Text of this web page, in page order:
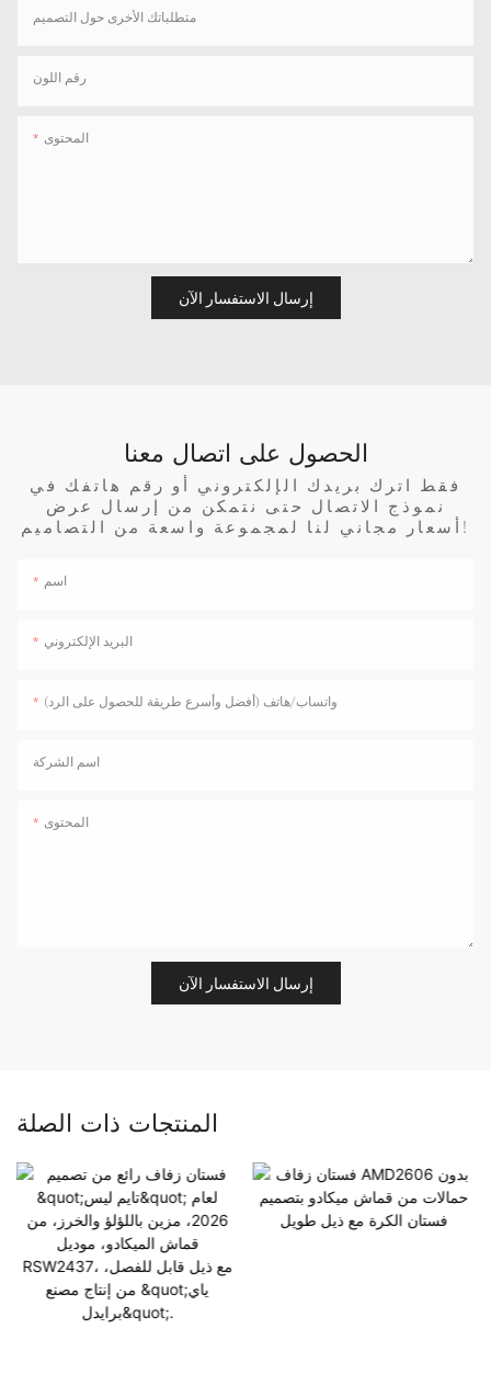
متطلباتك الأخرى حول التصميم
رقم اللون
المحتوى
إرسال الاستفسار الآن
الحصول على اتصال معنا
فقط اترك بريدك الإلكتروني أو رقم هاتفك في
نموذج الاتصال حتى نتمكن من إرسال عرض
أسعار مجاني لنا لمجموعة واسعة من التصاميم!
اسم
البريد الإلكتروني
واتساب/هاتف (أفضل وأسرع طريقة للحصول على الرد)
اسم الشركة
المحتوى
إرسال الاستفسار الآن
المنتجات ذات الصلة